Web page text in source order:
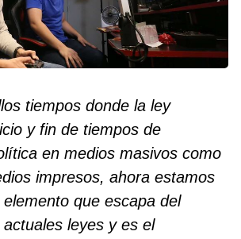
tiempos donde la ley
y fin de tiempos de
en medios masivos como
impresos, ahora estamos
que escapa del
leyes y es el